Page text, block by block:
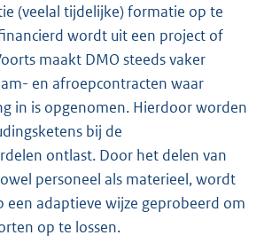
(veelal tijdelijke) formatie op te
wordt uit een project of
maakt DMO steeds vaker
en afroepcontracten waar
in is opgenomen. Hierdoor worden
bij de
ontlast. Door het delen van
personeel als materieel, wordt
adaptieve wijze geprobeerd om
op te lossen.